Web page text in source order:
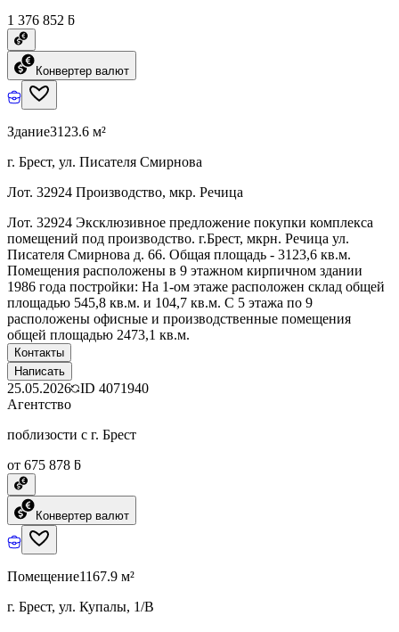
1 376 852 ƃ
Конвертер валют
Здание3123.6 м²
г. Брест, ул. Писателя Смирнова
Лот. 32924 Производство, мкр. Речица
Лот. 32924 Эксклюзивное предложение покупки комплекса
помещений под производство. г.Брест, мкрн. Речица ул.
Писателя Смирнова д. 66. Общая площадь - 3123,6 кв.м.
Помещения расположены в 9 этажном кирпичном здании
1986 года постройки: На 1-ом этаже расположен склад общей
площадью 545,8 кв.м. и 104,7 кв.м. С 5 этажа по 9
расположены офисные и производственные помещения
общей площадью 2473,1 кв.м.
Контакты
Написать
25.05.2026 ID 4071940
Агентство
поблизости с г. Брест
от 675 878 ƃ
Конвертер валют
Помещение1167.9 м²
г. Брест, ул. Купалы, 1/В